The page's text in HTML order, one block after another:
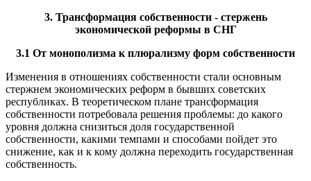
3. Трансформация собственности - стержень
экономической реформы в СНГ
3.1 От монополизма к плюрализму форм собственности
Изменения в отношениях собственности стали основным
стержнем экономических реформ в бывших советских
республиках. В теоретическом плане трансформация
собственности потребовала решения проблемы: до какого
уровня должна снизиться доля государственной
собственности, какими темпами и способами пойдет это
снижение, как и к кому должна переходить государственная
собственность.